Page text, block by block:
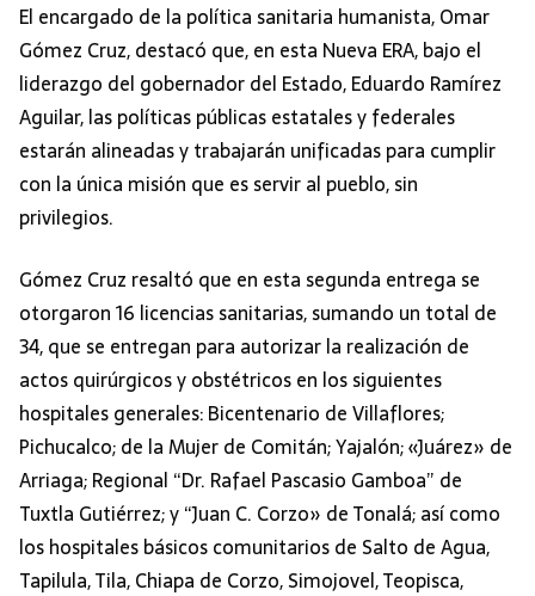
El encargado de la política sanitaria humanista, Omar
Gómez Cruz, destacó que, en esta Nueva ERA, bajo el
liderazgo del gobernador del Estado, Eduardo Ramírez
Aguilar, las políticas públicas estatales y federales
estarán alineadas y trabajarán unificadas para cumplir
con la única misión que es servir al pueblo, sin
privilegios.
Gómez Cruz resaltó que en esta segunda entrega se
otorgaron 16 licencias sanitarias, sumando un total de
34, que se entregan para autorizar la realización de
actos quirúrgicos y obstétricos en los siguientes
hospitales generales: Bicentenario de Villaflores;
Pichucalco; de la Mujer de Comitán; Yajalón; «Juárez» de
Arriaga; Regional “Dr. Rafael Pascasio Gamboa” de
Tuxtla Gutiérrez; y “Juan C. Corzo» de Tonalá; así como
los hospitales básicos comunitarios de Salto de Agua,
Tapilula, Tila, Chiapa de Corzo, Simojovel, Teopisca,